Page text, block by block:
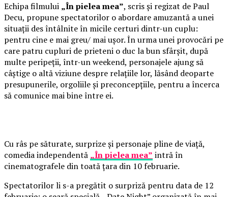
Echipa filmului „În pielea mea”, scris și regizat de Paul
Decu, propune spectatorilor o abordare amuzantă a unei
situații des întâlnite în micile certuri dintr-un cuplu:
pentru cine e mai greu/ mai ușor. În urma unei provocări pe
care patru cupluri de prieteni o duc la bun sfârșit, după
multe peripeții, într-un weekend, personajele ajung să
câștige o altă viziune despre relațiile lor, lăsând deoparte
presupunerile, orgoliile și preconcepțiile, pentru a încerca
să comunice mai bine între ei.
Cu râs pe săturate, surprize și personaje pline de viață,
comedia independentă „În pielea mea” intră în
cinematografele din toată țara din 10 februarie.
Spectatorilor li s-a pregătit o surpriză pentru data de 12